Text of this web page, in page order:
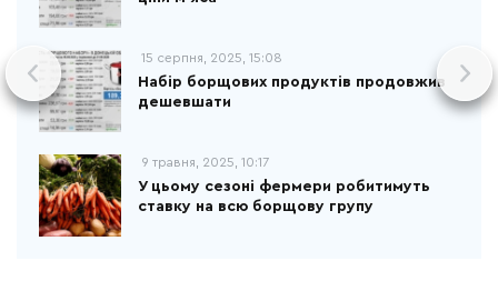
15 серпня, 2025, 15:08
Набір борщових продуктів продовжив
дешевшати
9 травня, 2025, 10:17
У цьому сезоні фермери робитимуть
ставку на всю борщову групу